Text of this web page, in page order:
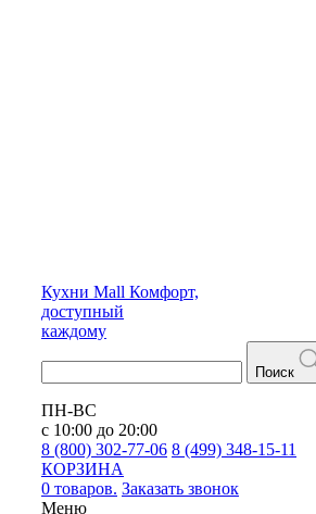
Кухни Mall Комфорт,
доступный
каждому
Поиск
ПН-ВС
с 10:00 до 20:00
8 (800) 302-77-06 8 (499) 348-15-11
КОРЗИНА
0 товаров. Заказать звонок
Меню